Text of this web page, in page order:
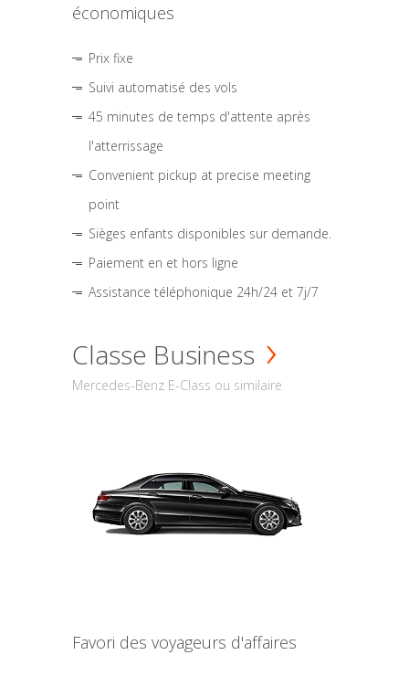
économiques
Prix fixe
Suivi automatisé des vols
45 minutes de temps d'attente après
l'atterrissage
Convenient pickup at precise meeting
point
Sièges enfants disponibles sur demande.
Paiement en et hors ligne
Assistance téléphonique 24h/24 et 7j/7
Classe Business
Mercedes-Benz E-Class ou similaire
Favori des voyageurs d'affaires